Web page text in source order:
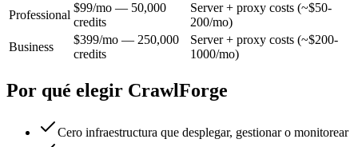
Professional
$99/mo — 50,000
credits
Server + proxy costs (~$50-
200/mo)
Business
$399/mo — 250,000
credits
Server + proxy costs (~$200-
1000/mo)
Por qué elegir CrawlForge
Cero infraestructura que desplegar, gestionar o monitorear